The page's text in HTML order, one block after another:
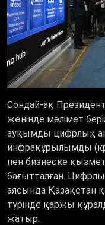
Сондай-ақ
жөнінде мәлімет
ауқымды цифрлық
инфрақұрылымды
пен бизнеске
бағытталған.
аясында Қазақстан
түрінде қаржы
жатыр.